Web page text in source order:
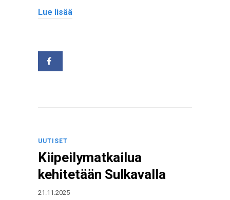
Lue lisää
UUTISET
Kiipeilymatkailua
kehitetään Sulkavalla
21.11.2025